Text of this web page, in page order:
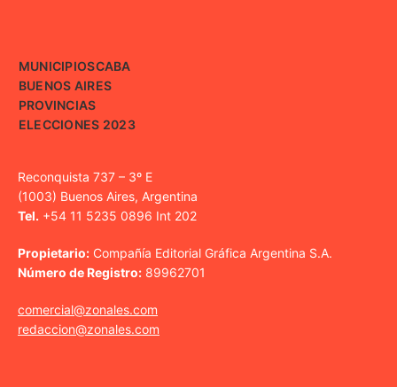
MUNICIPIOSCABA
BUENOS AIRES
PROVINCIAS
ELECCIONES 2023
Reconquista 737 – 3º E
(1003) Buenos Aires, Argentina
Tel. +54 11 5235 0896 Int 202
Propietario: Compañía Editorial Gráfica Argentina S.A.
Número de Registro: 89962701
comercial@zonales.com
redaccion@zonales.com